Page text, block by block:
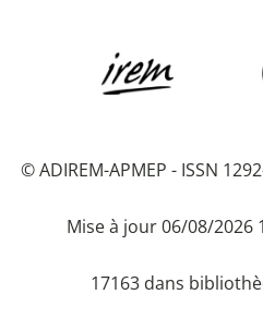
© ADIREM-APMEP - ISSN
Mise à jour 06/08/2026
17163 dans